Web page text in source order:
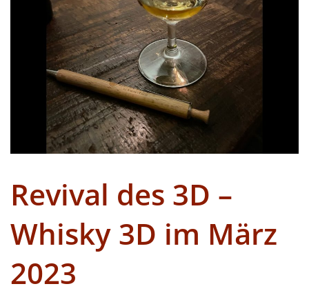
Revival des 3D –
Whisky 3D im März
2023